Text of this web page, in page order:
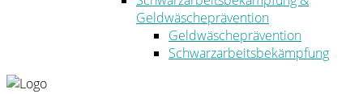
Geldwäscheprävention
Geldwäscheprävention
Schwarzarbeitsbekämpfung